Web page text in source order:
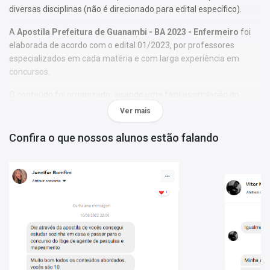
diversas disciplinas (não é direcionado para edital específico).
A Apostila Prefeitura de Guanambi - BA 2023 - Enfermeiro foi
elaborada de acordo com o edital 01/2023, por professores
especializados em cada matéria e com larga experiência em
concursos.
conteúdo e, assim, uma melhor otimização no tempo de
Características:
- Materiais digitais para reforçar a sua preparação;
- Apostila elaborada por professores especializados em
Matérias da Apostila:
Português
Legislação do SUS
Conhecimentos Específicos
Ver mais
Confira o que nossos alunos estão falando